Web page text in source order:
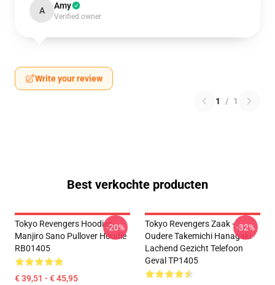
A Amy
Verified owner
Write your review
1 / 1
Best verkochte producten
Tokyo Revengers Hoodies -
Manjiro Sano Pullover Hoodie
RB01405
€ 39,51 - € 45,95
-20%
Tokyo Revengers Zaak -
Oudere Takemichi Hanagaki
Lachend Gezicht Telefoon
Geval TP1405
-32%